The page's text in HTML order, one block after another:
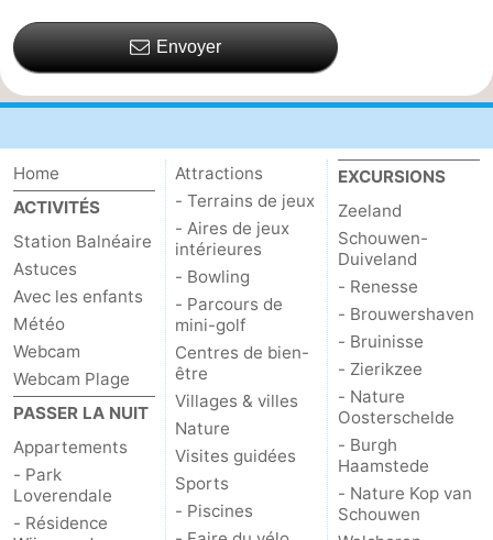
Envoyer
Home
ACTIVITÉS
Station Balnéaire
Astuces
Avec les enfants
Météo
Webcam
Webcam Plage
PASSER LA NUIT
Appartements
- Park
Loverendale
- Résidence
Attractions
- Terrains de jeux
- Aires de jeux
intérieures
- Bowling
- Parcours de
mini-golf
Centres de bien-
être
Villages & villes
Nature
Visites guidées
Sports
- Piscines
EXCURSIONS
Zeeland
Schouwen-
Duiveland
- Renesse
- Brouwershaven
- Bruinisse
- Zierikzee
- Nature
Oosterschelde
- Burgh
Haamstede
- Nature Kop van
Schouwen